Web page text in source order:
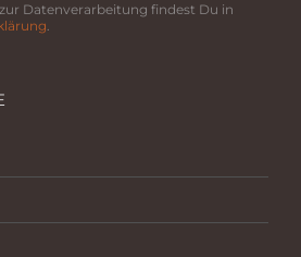
Datenverarbeitung findest Du in
.